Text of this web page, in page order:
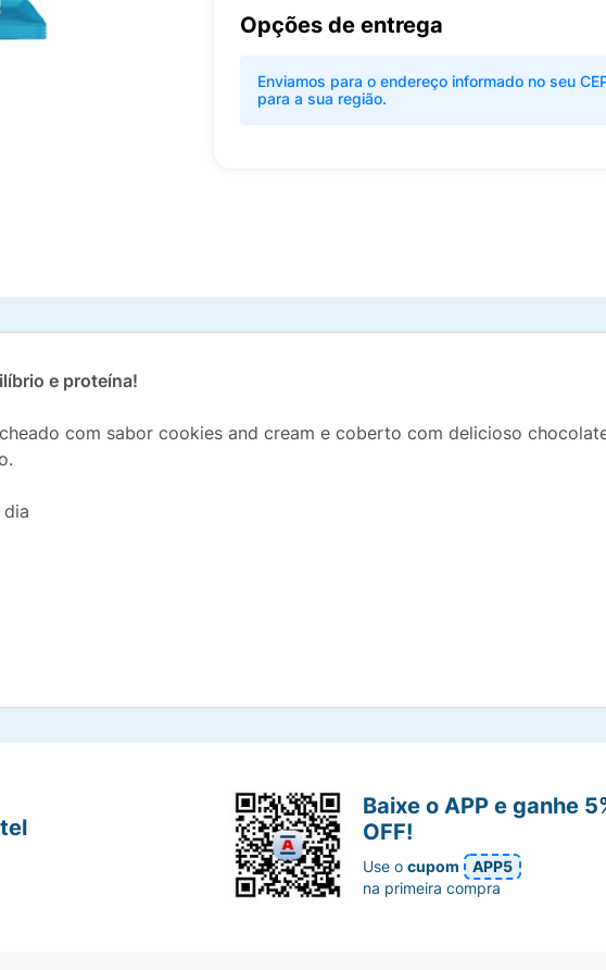
Opções de entrega
Enviamos para o endereço informado no seu
para a sua região.
e proteína!
com sabor cookies and cream e coberto com delicioso
Baixe o APP e ganhe
OFF!
Use ocupom
APP5
na primeira compra